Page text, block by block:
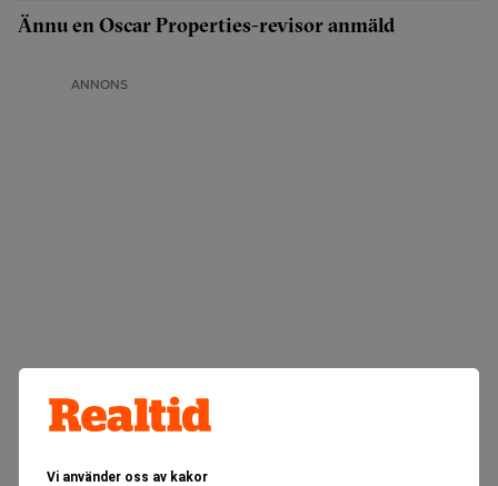
Vi använder oss av kakor
Ännu en Oscar Properties-revisor anmäld
ANNONS